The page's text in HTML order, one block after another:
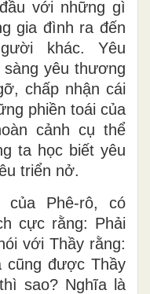
với những gì
gia đình ra đến
khác. Yêu
yêu thương
chấp nhận cái
phiền toái của
cảnh cụ thể
ta học biết yêu
triển nở.
Phê-rô, có
cực rằng: Phải
với Thầy rằng:
cũng được Thầy
sao? Nghĩa là